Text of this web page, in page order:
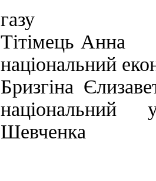
газу
Тітімець
національний
Бризгіна
національний
Шевченка